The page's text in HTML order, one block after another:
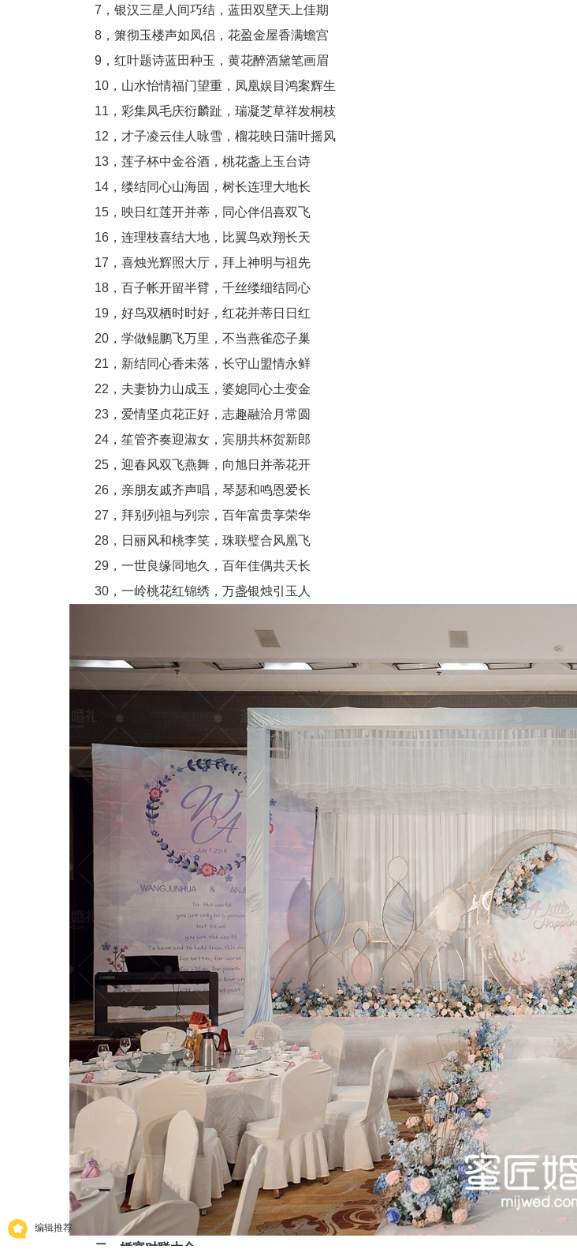
7，银汉三星人间巧结，蓝田双壁天上佳期
8，箫彻玉楼声如凤侣，花盈金屋香满蟾宫
9，红叶题诗蓝田种玉，黄花醉酒黛笔画眉
10，山水怡情福门望重，凤凰娱目鸿案辉生
11，彩集凤毛庆衍麟趾，瑞凝芝草祥发桐枝
12，才子凌云佳人咏雪，榴花映日蒲叶摇风
13，莲子杯中金谷酒，桃花盏上玉台诗
14，缕结同心山海固，树长连理大地长
15，映日红莲开并蒂，同心伴侣喜双飞
16，连理枝喜结大地，比翼鸟欢翔长天
17，喜烛光辉照大厅，拜上神明与祖先
18，百子帐开留半臂，千丝缕细结同心
19，好鸟双栖时时好，红花并蒂日日红
20，学做鲲鹏飞万里，不当燕雀恋子巢
21，新结同心香未落，长守山盟情永鲜
22，夫妻协力山成玉，婆媳同心土变金
23，爱情坚贞花正好，志趣融洽月常圆
24，笙管齐奏迎淑女，宾朋共杯贺新郎
25，迎春风双飞燕舞，向旭日并蒂花开
26，亲朋友戚齐声唱，琴瑟和鸣恩爱长
27，拜别列祖与列宗，百年富贵享荣华
28，日丽风和桃李笑，珠联璧合风凰飞
29，一世良缘同地久，百年佳偶共天长
30，一岭桃花红锦绣，万盏银烛引玉人
二、婚宴对联大全
编辑推荐